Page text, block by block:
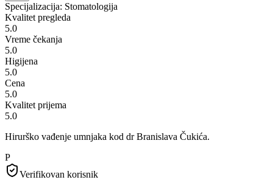
Specijalizacija: Stomatologija
Kvalitet pregleda
5.0
Vreme čekanja
5.0
Higijena
5.0
Cena
5.0
Kvalitet prijema
5.0
Hirurško vađenje umnjaka kod dr Branislava Čukića.
P
Verifikovan korisnik